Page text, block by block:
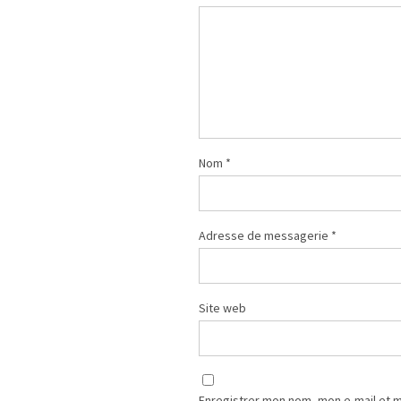
Nom *
Adresse de messagerie *
Site web